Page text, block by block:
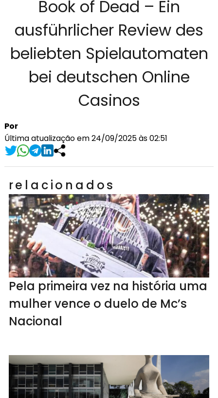
Book of Dead – Ein
ausführlicher Review des
beliebten Spielautomaten
bei deutschen Online
Casinos
Por
Última atualização em 24/09/2025 às 02:51
relacionados
Pela primeira vez na história uma
mulher vence o duelo de Mc’s
Nacional